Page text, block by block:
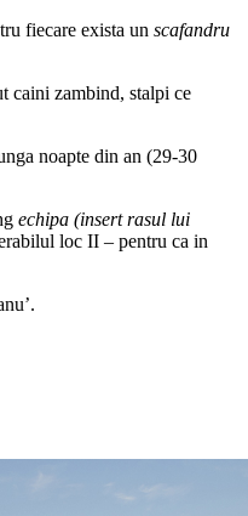
fiecare exista un scafandru
caini zambind, stalpi ce
noapte din an (29-30
echipa (insert rasul lui
loc II – pentru ca in